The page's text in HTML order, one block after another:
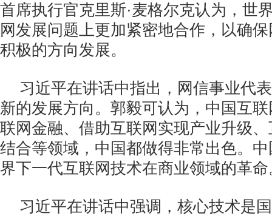
首席执行官克里斯·麦格尔克认为，世
网发展问题上更加紧密地合作，以确
积极的方向发展。
习近平在讲话中指出，网信事业代
新的发展方向。郭毅可认为，中国互
联网金融、借助互联网实现产业升级
结合等领域，中国都做得非常出色。
界下一代互联网技术在商业领域的革命
习近平在讲话中强调，核心技术是